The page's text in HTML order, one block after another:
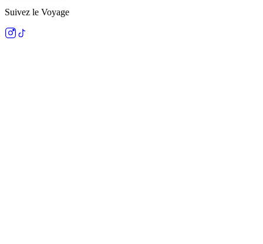
Suivez le Voyage